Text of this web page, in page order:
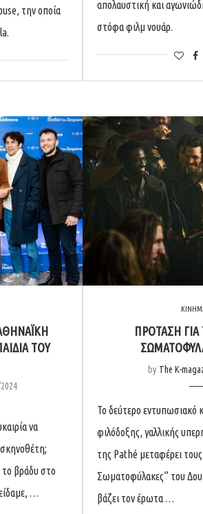
την οποία
απολαυστική και
στόφα φιλμ νουάρ.
ΤΟΥ
να
βράδυ στο
…
ΠΡΟΤΑΣΗ ΓΙΑ
by The K-
Το δεύτερο εντυπωσιακό
φιλόδοξης, γαλλικής
της Pathé μεταφέρει τους
Σωματοφύλακες” του
βάζει τον έρωτα …